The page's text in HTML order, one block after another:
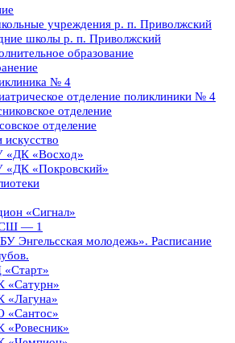
учреждения р. п. Приволжский
школы р. п. Приволжский
образование
№ 4
отделение поликлиники № 4
отделение
отделение
искусство
«Восход»
«Покровский»
«Сигнал»
— 1
Энгельсская молодежь». Расписание